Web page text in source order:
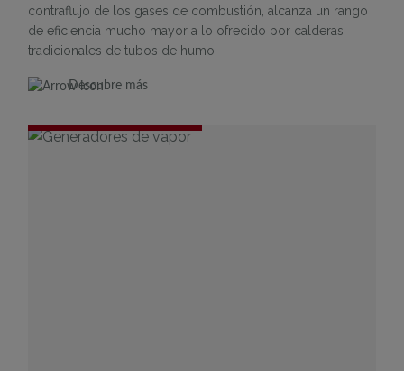
contraflujo de los gases de combustión, alcanza un rango
de eficiencia mucho mayor a lo ofrecido por calderas
tradicionales de tubos de humo.
Descubre más